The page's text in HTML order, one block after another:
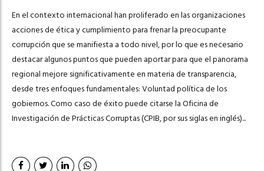
En el contexto internacional han proliferado en las organizaciones
acciones de ética y cumplimiento para frenar la preocupante
corrupción que se manifiesta a todo nivel, por lo que es necesario
destacar algunos puntos que pueden aportar para que el panorama
regional mejore significativamente en materia de transparencia,
desde tres enfoques fundamentales: Voluntad política de los
gobiernos. Como caso de éxito puede citarse la Oficina de
Investigación de Prácticas Corruptas (CPIB, por sus siglas en inglés)...